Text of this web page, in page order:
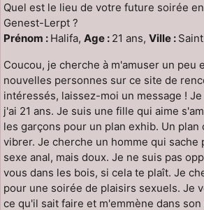
Quel est le lieu de votre future soirée
Genest-Lerpt ?
Prénom : Halifa, Age : 21 ans, Ville :
Coucou, je cherche à m'amuser un peu
nouvelles personnes sur ce site de
intéressés, laissez-moi un message !
j'ai 21 ans. Je suis une fille qui aime
les garçons pour un plan exhib. Un plan
vibrer. Je cherche un homme qui sache
sexe anal, mais doux. Je ne suis pas
vous dans les bois, si cela te plaît. Je
pour une soirée de plaisirs sexuels. Je
ce qu'il sait faire et m'emmène dans